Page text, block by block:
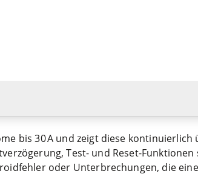
bis 30 A und zeigt diese kontinuierlich
Test- und Reset-Funktionen
oder Unterbrechungen, die